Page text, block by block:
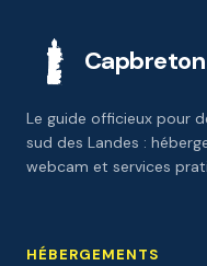
Capbreton
Le guide officieux pour
sud des Landes :
webcam et services
HÉBERGEMENTS